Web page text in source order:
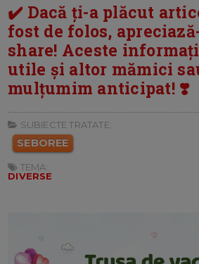
✔️ Dacă ți-a plăcut
fost de folos,
share! Aceste
utile și altor mămici
mulțumim anticipat! ❣️
SUBIECTE TRATATE:
SEBOREE
TEMA:
DIVERSE